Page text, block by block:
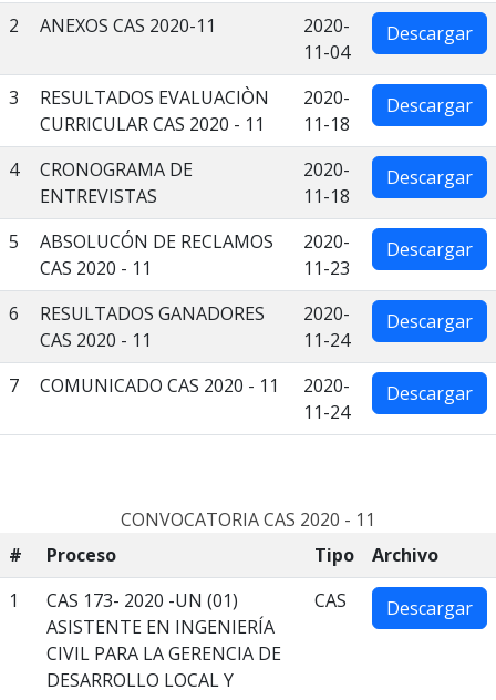
2 ANEXOS CAS 2020-11
2020-
11-04
Descargar
3
RESULTADOS EVALUACIÒN
CURRICULAR CAS 2020 - 11
2020-
11-18
Descargar
4
CRONOGRAMA DE
ENTREVISTAS
2020-
11-18
Descargar
5
ABSOLUCÓN DE RECLAMOS
CAS 2020 - 11
2020-
11-23
Descargar
6
RESULTADOS GANADORES
CAS 2020 - 11
2020-
11-24
Descargar
7 COMUNICADO CAS 2020 - 11
2020-
11-24
Descargar
CONVOCATORIA CAS 2020 - 11
#
Proceso Tipo
Archivo
1
CAS 173- 2020 -UN (01)
ASISTENTE EN INGENIERÍA
CIVIL PARA LA GERENCIA DE
DESARROLLO LOCAL Y
CAS Descargar